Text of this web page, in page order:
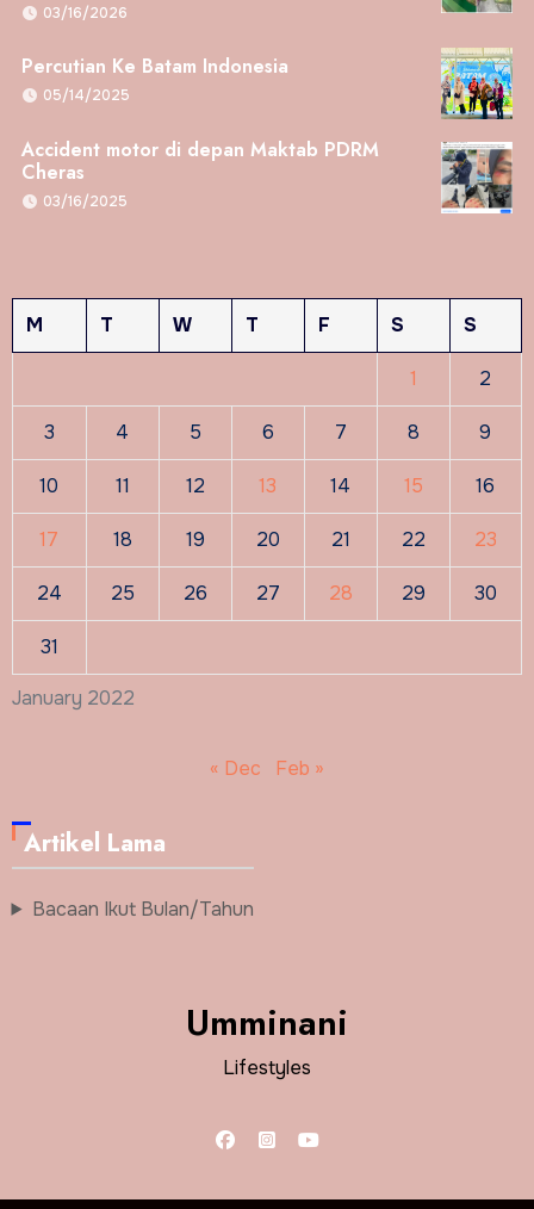
03/16/2026
Percutian Ke Batam Indonesia
05/14/2025
Accident motor di depan Maktab PDRM
Cheras
03/16/2025
January 2022
M T W T F S S
1 2
3 4 5 6 7 8 9
10 11 12 13 14 15 16
17 18 19 20 21 22 23
24 25 26 27 28 29 30
31
« Dec Feb »
Artikel Lama
Bacaan Ikut Bulan/Tahun
Umminani
Lifestyles